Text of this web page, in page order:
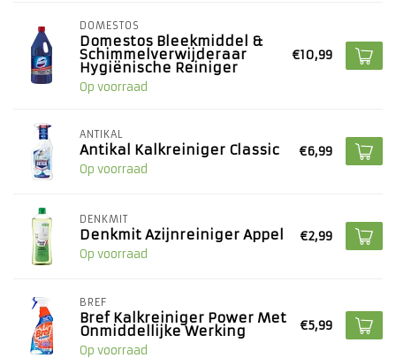
DOMESTOS
Domestos Bleekmiddel &
Schimmelverwijderaar
Hygiënische Reiniger
Op voorraad
€10,99
ANTIKAL
Antikal Kalkreiniger Classic
Op voorraad
€6,99
DENKMIT
Denkmit Azijnreiniger Appel
Op voorraad
€2,99
BREF
Bref Kalkreiniger Power Met
Onmiddellijke Werking
Op voorraad
€5,99